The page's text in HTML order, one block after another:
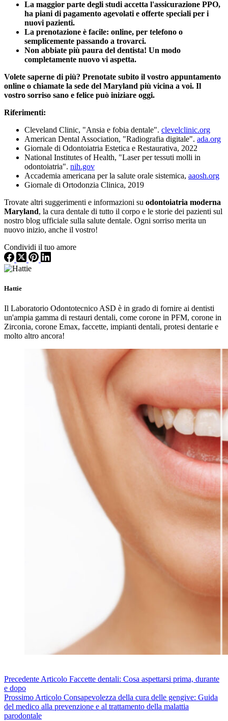
La maggior parte degli studi accetta l'assicurazione PPO,
ha piani di pagamento agevolati e offerte speciali per i
nuovi pazienti.
La prenotazione è facile: online, per telefono o
semplicemente passando a trovarci.
Non abbiate più paura del dentista! Un modo
completamente nuovo vi aspetta.
Volete saperne di più? Prenotate subito il vostro appuntamento
online o chiamate la sede del Maryland più vicina a voi. Il
vostro sorriso sano e felice può iniziare oggi.
Riferimenti:
Cleveland Clinic, "Ansia e fobia dentale". clevelclinic.org
American Dental Association, "Radiografia digitale". ada.org
Giornale di Odontoiatria Estetica e Restaurativa, 2022
National Institutes of Health, "Laser per tessuti molli in
odontoiatria". nih.gov
Accademia americana per la salute orale sistemica, aaosh.org
Giornale di Ortodonzia Clinica, 2019
Trovate altri suggerimenti e informazioni su odontoiatria moderna
Maryland, la cura dentale di tutto il corpo e le storie dei pazienti sul
nostro blog ufficiale sulla salute dentale. Ogni sorriso merita un
nuovo inizio, anche il vostro!
Condividi il tuo amore
Hattie
Il Laboratorio Odontotecnico ASD è in grado di fornire ai dentisti
un'ampia gamma di restauri dentali, come corone in PFM, corone in
Zirconia, corone Emax, faccette, impianti dentali, protesi dentarie e
molto altro ancora!
PrecedenteArticolo Faccette dentali: Cosa aspettarsi prima, durante
e dopo
ProssimoArticolo Consapevolezza della cura delle gengive: Guida
del medico alla prevenzione e al trattamento della malattia
parodontale